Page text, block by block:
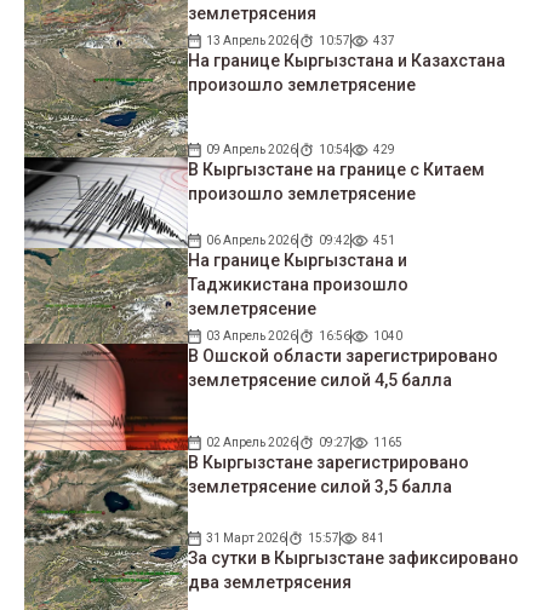
землетрясения
13 Апрель 2026 10:57 437
На границе Кыргызстана и Казахстана
произошло землетрясение
09 Апрель 2026 10:54 429
В Кыргызстане на границе с Китаем
произошло землетрясение
06 Апрель 2026 09:42 451
На границе Кыргызстана и
Таджикистана произошло
землетрясение
03 Апрель 2026 16:56 1040
В Ошской области зарегистрировано
землетрясение силой 4,5 балла
02 Апрель 2026 09:27 1165
В Кыргызстане зарегистрировано
землетрясение силой 3,5 балла
31 Март 2026 15:57 841
За сутки в Кыргызстане зафиксировано
два землетрясения